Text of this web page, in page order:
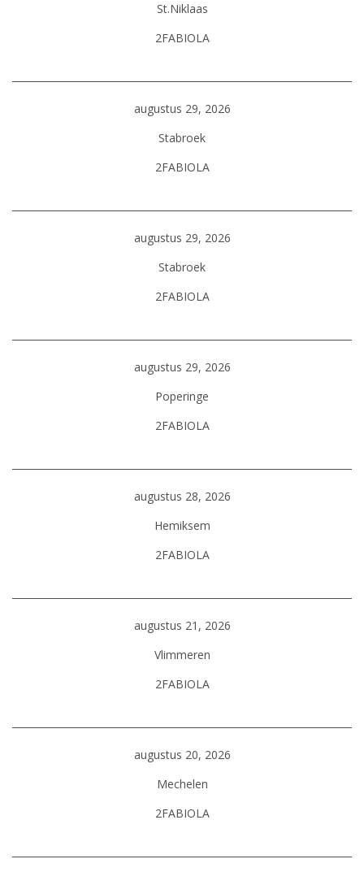
St.Niklaas
2FABIOLA
augustus 29, 2026
Stabroek
2FABIOLA
augustus 29, 2026
Stabroek
2FABIOLA
augustus 29, 2026
Poperinge
2FABIOLA
augustus 28, 2026
Hemiksem
2FABIOLA
augustus 21, 2026
Vlimmeren
2FABIOLA
augustus 20, 2026
Mechelen
2FABIOLA